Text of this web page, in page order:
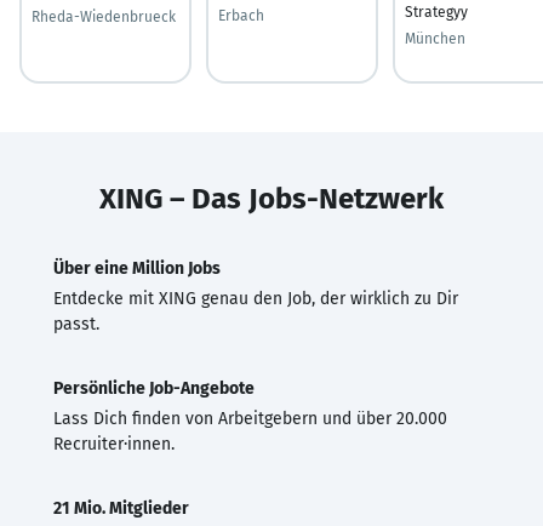
Rheda-Wiedenbrueck
Erbach
Strategyy
München
XING – Das Jobs-Netzwerk
Über eine Million Jobs
Entdecke mit XING genau den Job, der wirklich zu Dir
passt.
Persönliche Job-Angebote
Lass Dich finden von Arbeitgebern und über 20.000
Recruiter·innen.
21 Mio. Mitglieder